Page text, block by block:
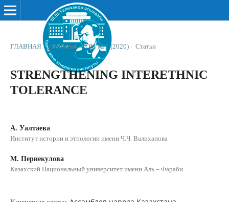
ГЛАВНАЯ / АРХИВЫ / ТОМ № 2 (2020) / Статьи
STRENGTHENING INTERETHNIC
TOLERANCE
А. Уалтаева
Институт истории и этнологии имени Ч.Ч. Валиханова
М. Пернекулова
Казахский Национальный университет имени Аль – Фараби